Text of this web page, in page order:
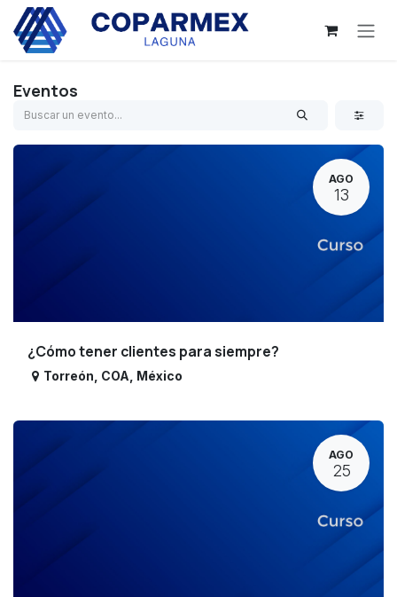
Ir al contenido
Eventos
AGO
13
¿Cómo tener clientes para siempre?
Torreón COA México
AGO
25